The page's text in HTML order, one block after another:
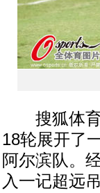
搜狐体育
18轮展开了
阿尔滨队。
入一记超远